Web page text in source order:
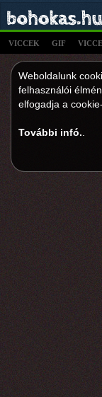
VICCEK GIF
Weboldalunk
felhasználói
elfogadja a
További infó.